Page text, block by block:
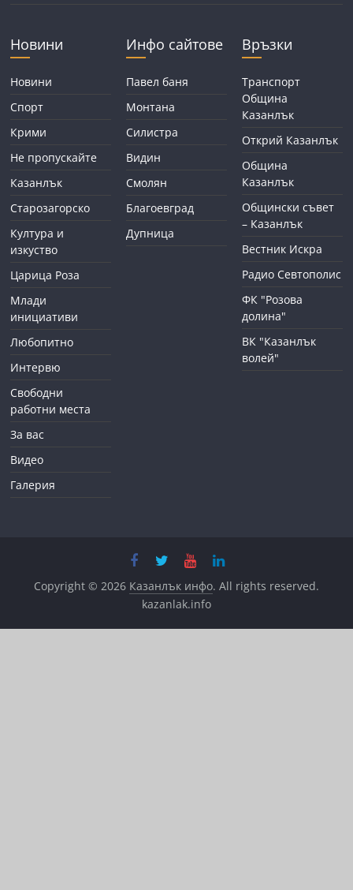
Новини
Новини
Спорт
Крими
Не пропускайте
Казанлък
Старозагорско
Култура и
изкуство
Царица Роза
Млади
инициативи
Любопитно
Интервю
Свободни
работни места
За вас
Видео
Галерия
Инфо сайтове
Павел баня
Монтана
Силистра
Видин
Смолян
Благоевград
Дупница
Връзки
Транспорт
Община
Казанлък
Открий Казанлък
Община
Казанлък
Общински съвет
– Казанлък
Вестник Искра
Радио Севтополис
ФК "Розова
долина"
ВК "Казанлък
волей"
Copyright © 2026 Казанлък инфо. All rights reserved.
kazanlak.info